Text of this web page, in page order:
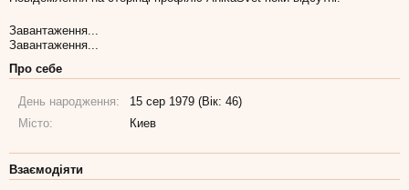
Завантаження...
Завантаження...
Про себе
День народження:
15 сер 1979 (Вік: 46)
Місто:
Киев
Взаємодіяти